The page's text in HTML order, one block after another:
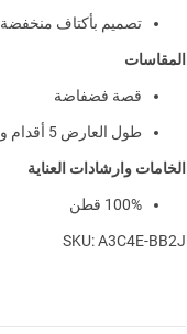
تصميم بأكتاف منخفضة
المقاسات
قصة فضفاضة
طول العارض 5 أقدام و11 بوصة/ 180 سم ويرتدي مقاس M
الخامات وارشادات العناية
100% قطن
SKU: A3C4E-BB2J